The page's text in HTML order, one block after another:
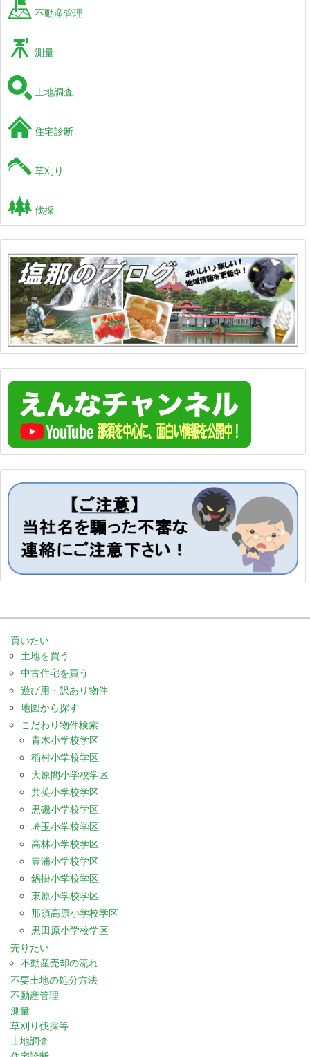
不動産管理
測量
土地調査
住宅診断
草刈り
伐採
買いたい
土地を買う
中古住宅を買う
遊び用・訳あり物件
地図から探す
こだわり物件検索
青木小学校学区
稲村小学校学区
大原間小学校学区
共英小学校学区
黒磯小学校学区
埼玉小学校学区
高林小学校学区
豊浦小学校学区
鍋掛小学校学区
東原小学校学区
那須高原小学校学区
黒田原小学校学区
売りたい
不動産売却の流れ
不要土地の処分方法
不動産管理
測量
草刈り伐採等
土地調査